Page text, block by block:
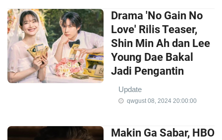
Drama 'No Gain No
Love' Rilis Teaser,
Shin Min Ah dan Lee
Young Dae Bakal
Jadi Pengantin
Update
qwgust 08, 2024 20:00:00
Makin Ga Sabar, HBO